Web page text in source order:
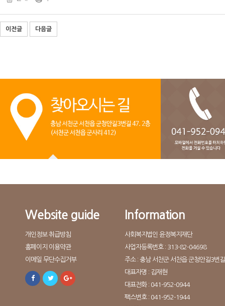
이전글 다음글
Website guide
개인정보 취급방침
홈페이지 이용약관
이메일 무단수집거부
Information
사회복지법인 윤정복지재단
사업자등록번호 : 313-82-04698
주소 : 충남 서천군 서천읍 군청안길3번
대표자명 : 김재현
대표전화 : 041-952-0944
팩스번호 : 041-952-1944